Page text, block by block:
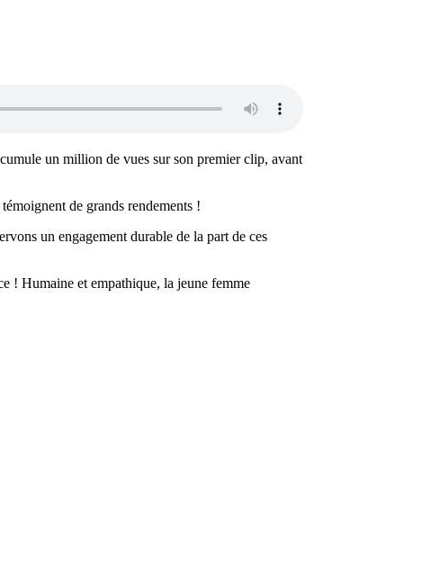
un million de vues sur son premier clip, avant
de grands rendements !
un engagement durable de la part de ces
! Humaine et empathique, la jeune femme